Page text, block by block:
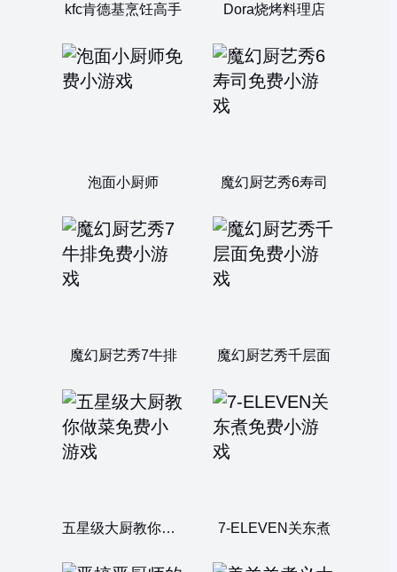
kfc肯德基烹饪高手 Dora烧烤料理店
泡面小厨师 魔幻厨艺秀6寿司
魔幻厨艺秀7牛排 魔幻厨艺秀千层面
五星级大厨教你做菜 7-ELEVEN关东煮